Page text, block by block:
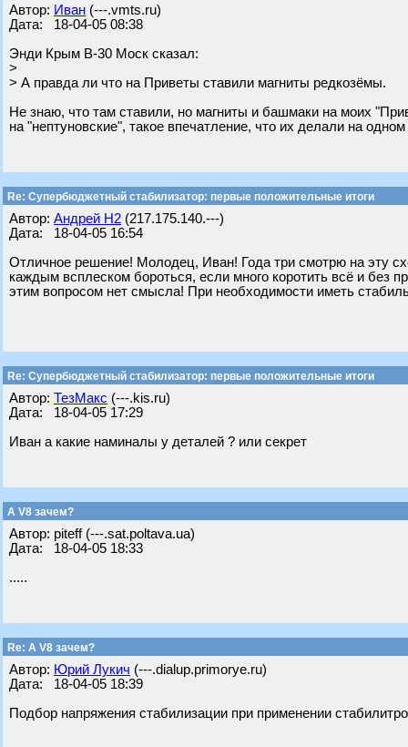
Автор: Иван (---.vmts.ru)
Дата: 18-04-05 08:38
Энди Крым В-30 Моск сказал:
>
> А правда ли что на Приветы ставили магниты редкозёмы.
Не знаю, что там ставили, но магниты и башмаки на моих
на "нептуновские", такое впечатление, что их делали на
Re: Супербюджетный стабилизатор: первые положительные итоги
Автор: Андрей Н2 (217.175.140.---)
Дата: 18-04-05 16:54
Отличное решение! Молодец, Иван! Года три смотрю на эту
каждым всплеском бороться, если много коротить всё и
этим вопросом нет смысла! При необходимости иметь
Re: Супербюджетный стабилизатор: первые положительные итоги
Автор: ТезМакс (---.kis.ru)
Дата: 18-04-05 17:29
Иван а какие наминалы у деталей ? или секрет
А V8 зачем?
Автор: piteff (---.sat.poltava.ua)
Дата: 18-04-05 18:33
.....
Re: А V8 зачем?
Автор: Юрий Лукич (---.dialup.primorye.ru)
Дата: 18-04-05 18:39
Подбор напряжения стабилизации при применении